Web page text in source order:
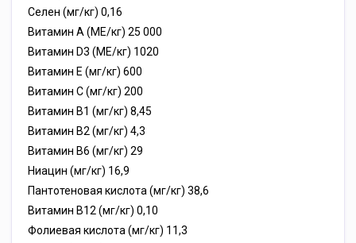
Селен (мг/кг) 0,16
Витамин А (МЕ/кг) 25 000
Витамин D3 (МЕ/кг) 1020
Витамин Е (мг/кг) 600
Витамин С (мг/кг) 200
Витамин В1 (мг/кг) 8,45
Витамин В2 (мг/кг) 4,3
Витамин В6 (мг/кг) 29
Ниацин (мг/кг) 16,9
Пантотеновая кислота (мг/кг) 38,6
Витамин В12 (мг/кг) 0,10
Фолиевая кислота (мг/кг) 11,3